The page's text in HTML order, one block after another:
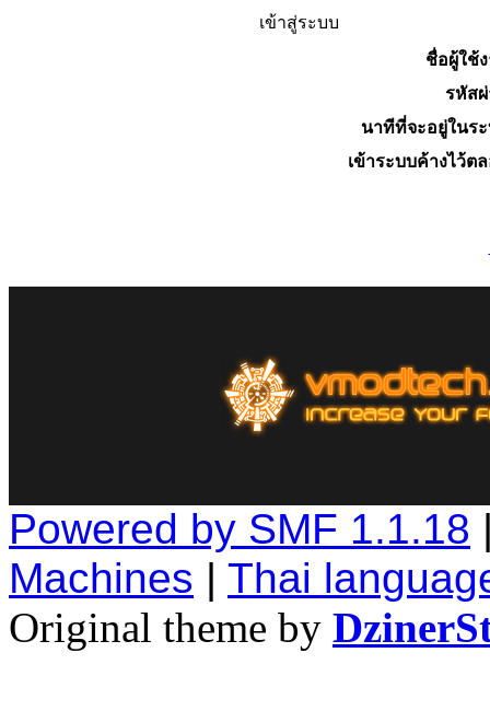
เข้าสู่ระบบ
ชื่อผู้ใช้
รหัส
นาทีที่จะอยู่ในร
เข้าระบบค้างไว้ต
Powered by SMF 1.1.18
Machines | Thai
Original theme by